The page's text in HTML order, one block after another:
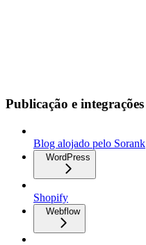
Publicação e integrações
Blog alojado pelo Sorank
WordPress
Shopify
Webflow